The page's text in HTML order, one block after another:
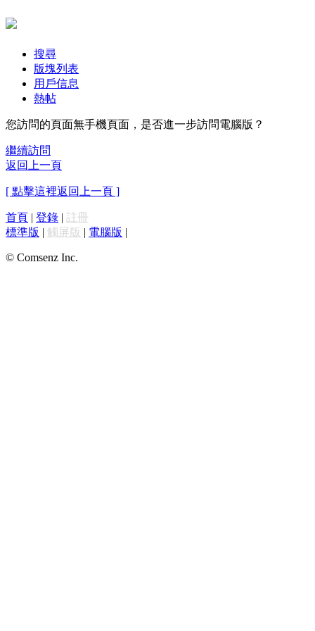
搜尋
版塊列表
用戶信息
熱帖
您訪問的頁面無手機頁面，是否進一步訪問電腦版？
繼續訪問
返回上一頁
[ 點擊這裡返回上一頁 ]
首頁 | 登錄 | 註冊
標準版 | 觸屏版 | 電腦版 |
© Comsenz Inc.